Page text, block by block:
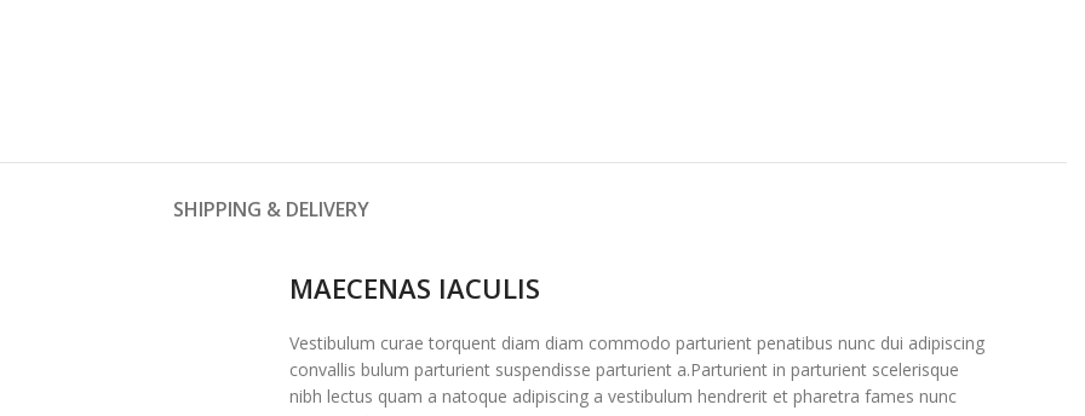
SHIPPING & DELIVERY
MAECENAS IACULIS
Vestibulum curae torquent diam diam commodo parturient penatibus nunc dui adipiscing
convallis bulum parturient suspendisse parturient a.Parturient in parturient scelerisque
nibh lectus quam a natoque adipiscing a vestibulum hendrerit et pharetra fames nunc